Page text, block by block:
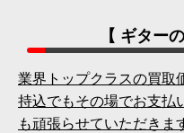
【 ギター
業界トップクラスの買取
持込でもその場でお支払
も頑張らせていただきま